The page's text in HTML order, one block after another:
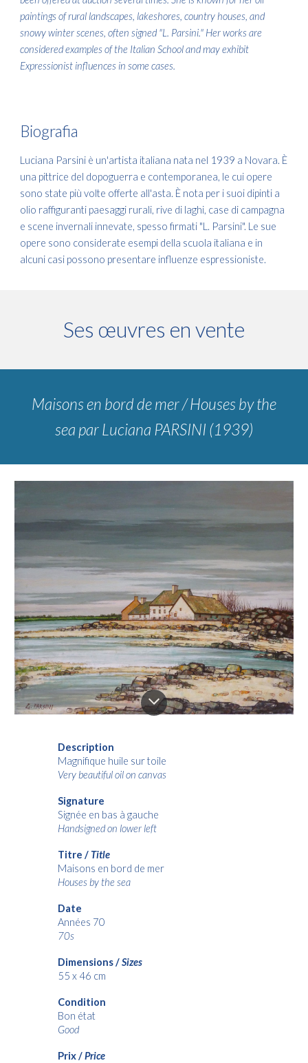
paintings of rural landscapes, lakeshores, country houses, and
snowy winter scenes, often signed "L. Parsini." Her works are
considered examples of the Italian School and may exhibit
Expressionist influences in some cases.
Biografia
Luciana Parsini è un'artista italiana nata nel 1939 a Novara. È
una pittrice del dopoguerra e contemporanea, le cui opere
sono state più volte offerte all'asta. È nota per i suoi dipinti a
olio raffiguranti paesaggi rurali, rive di laghi, case di campagna
e scene invernali innevate, spesso firmati "L. Parsini". Le sue
opere sono considerate esempi della scuola italiana e in
alcuni casi possono presentare influenze espressioniste.
Ses œuvres en vente
Maisons en bord de mer / Houses by the
sea par Luciana PARSINI (1939)
Description
Magnifique huile sur toile
Very beautiful oil on canvas
Signature
Signée en bas à gauche
Handsigned on lower left
Titre / Title
Maisons en bord de mer
Houses by the sea
Date
Années 70
70s
Dimensions /Sizes
55 x 46 cm
Condition
Bon état
Good
Prix /Price